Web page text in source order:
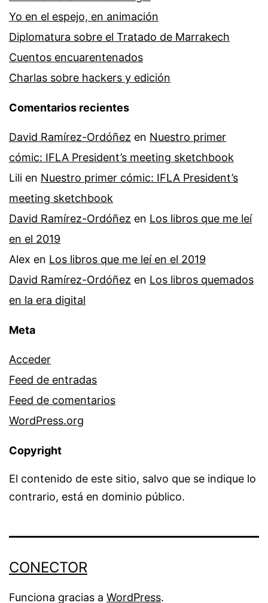
Yo en el espejo, en animación
Diplomatura sobre el Tratado de Marrakech
Cuentos encuarentenados
Charlas sobre hackers y edición
Comentarios recientes
David Ramírez-Ordóñez en Nuestro primer
cómic: IFLA President’s meeting sketchbook
Lili en Nuestro primer cómic: IFLA President’s
meeting sketchbook
David Ramírez-Ordóñez en Los libros que me leí
en el 2019
Alex en Los libros que me leí en el 2019
David Ramírez-Ordóñez en Los libros quemados
en la era digital
Meta
Acceder
Feed de entradas
Feed de comentarios
WordPress.org
Copyright
El contenido de este sitio, salvo que se indique lo
contrario, está en dominio público.
CONECTOR
Funciona gracias a WordPress.